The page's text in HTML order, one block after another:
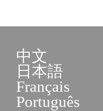
中文
日本語
Français
Português